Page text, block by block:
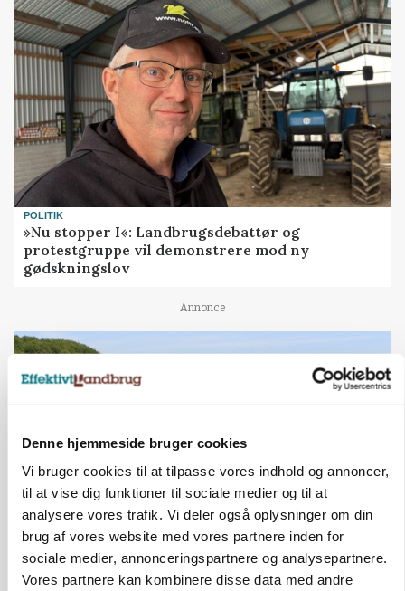
Denne hjemmeside bruger cookies
Vi bruger cookies til at tilpasse vores indhold og annoncer,
til at vise dig funktioner til sociale medier og til at
analysere vores trafik. Vi deler også oplysninger om din
brug af vores website med vores partnere inden for
sociale medier, annonceringspartnere og analysepartnere.
Vores partnere kan kombinere disse data med andre
POLITIK
»Nu stopper I«: Landbrugsdebattør og
protestgruppe vil demonstrere mod ny
gødskningslov
Annonce
KVÆG
Snart kan man søge tilskud til naturprojekter